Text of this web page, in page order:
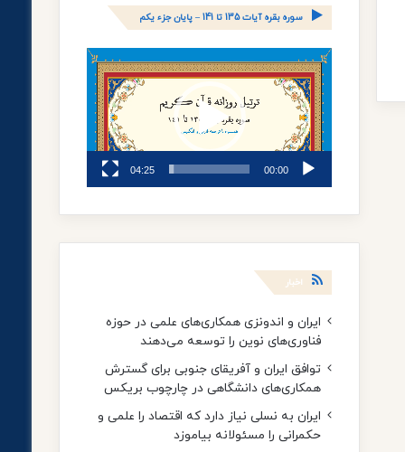
سوره بقره آیات 135 تا 141 – پایان جزء یکم
نمایشگر
ویدیو
00:00
04:25
اخبار
ایران و اندونزی همکاری‌های علمی در حوزه
فناوری‌های نوین را توسعه می‌دهند
توافق ایران و آفریقای جنوبی برای گسترش
همکاری‌های دانشگاهی در چارچوب بریکس
ایران به نسلی نیاز دارد که اقتصاد را علمی و
حکمرانی را مسئولانه بیاموزد